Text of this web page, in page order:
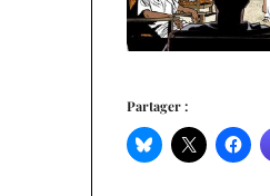
Partager :